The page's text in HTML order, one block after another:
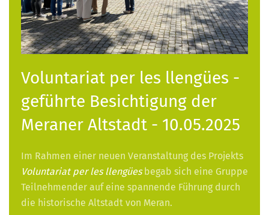
Voluntariat per les llengües -
geführte Besichtigung der
Meraner Altstadt - 10.05.2025
Im Rahmen einer neuen Veranstaltung des Projekts
Voluntariat per les llengüesbegab sich eine Gruppe
Teilnehmender auf eine spannende Führung durch
die historische Altstadt von Meran.